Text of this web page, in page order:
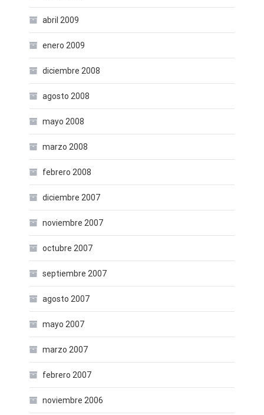
abril 2009
enero 2009
diciembre 2008
agosto 2008
mayo 2008
marzo 2008
febrero 2008
diciembre 2007
noviembre 2007
octubre 2007
septiembre 2007
agosto 2007
mayo 2007
marzo 2007
febrero 2007
noviembre 2006